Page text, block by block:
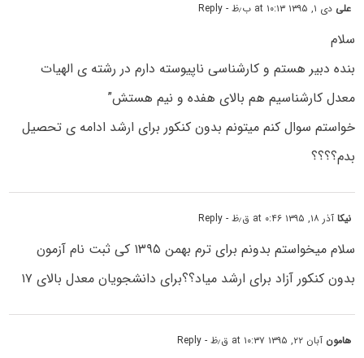
على دی ۱, ۱۳۹۵ at ۱۰:۱۳ ب٫ظ - Reply
سلام
بنده دبیر هستم و کارشناسى ناپیوسته دارم در رشته ى الهیات
معدل کارشناسیم هم بالاى هفده و نیم هستش”
خواستم سوال کنم میتونم بدون کنکور براى ارشد ادامه ى تحصیل
بدم؟؟؟؟
نیکاآذر ۱۸, ۱۳۹۵ at ۰:۴۶ ق٫ظ - Reply
سلام میخواستم بدونم برای ترم بهمن ۱۳۹۵ کی ثبت نام آزمون
بدون کنکور آزاد برای ارشد میاد؟؟برای دانشجویان معدل بالای ۱۷
هامون آبان ۲۲, ۱۳۹۵ at ۱۰:۳۷ ق٫ظ - Reply